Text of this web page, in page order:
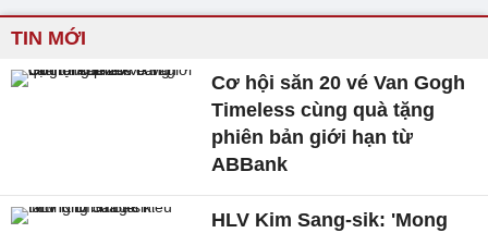
TIN MỚI
Cơ hội săn 20 vé Van Gogh
Timeless cùng quà tặng
phiên bản giới hạn từ
ABBank
HLV Kim Sang-sik: 'Mong